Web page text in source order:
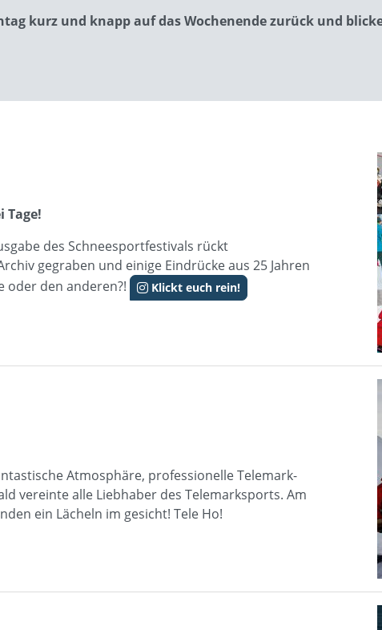
kurz und knapp auf das Wochenende zurück und
Tage!
des Schneesportfestivals rückt
gegraben und einige Eindrücke aus 25 Jahren
oder den anderen?!
Klickt euch rein!
Atmosphäre, professionelle Telemark-
vereinte alle Liebhaber des Telemarksports. Am
ein Lächeln im gesicht! Tele Ho!